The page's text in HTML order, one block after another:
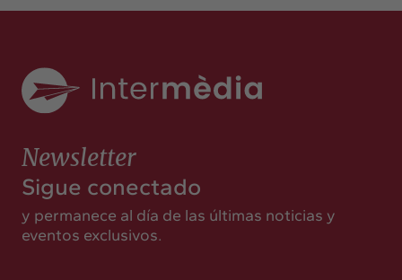
Newsletter
Sigue conectado
y permanece al día de las últimas noticias y
eventos exclusivos.